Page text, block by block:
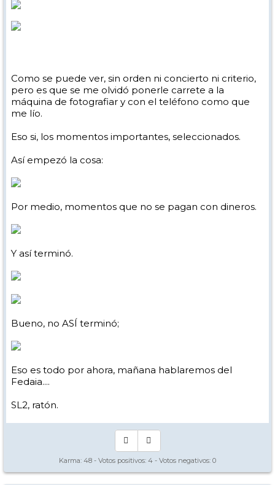
Como se puede ver, sin orden ni concierto ni criterio,
pero es que se me olvidó ponerle carrete a la
máquina de fotografiar y con el teléfono como que
me lío.
Eso si, los momentos importantes, seleccionados.
Así empezó la cosa:
Por medio, momentos que no se pagan con dineros.
Y así terminó.
Bueno, no ASÍ terminó;
Eso es todo por ahora, mañana hablaremos del
Fedaia....
SL2, ratón.
Karma: 48 - Votos positivos: 4 - Votos negativos: 0